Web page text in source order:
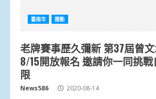
臺南市 運動
老牌賽事歷久彌新 第37屆曾
8/15開放報名 邀請你一同挑
限
News586 2020-08-14